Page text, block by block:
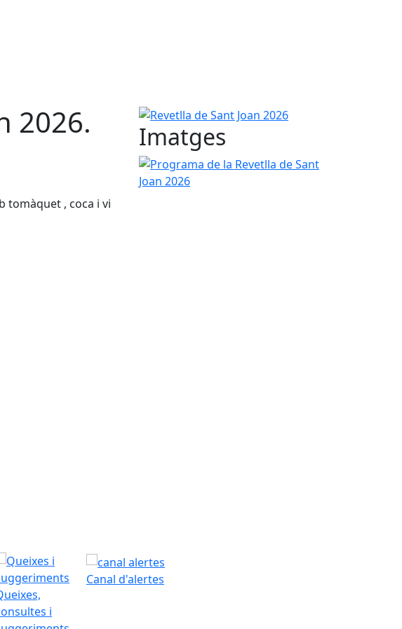
2026.
tomàquet , coca i vi
Revetlla de Sant Joan 2026
Imatges
Programa de la Revetlla de Sant Joan 2026
i
Canal d'alertes